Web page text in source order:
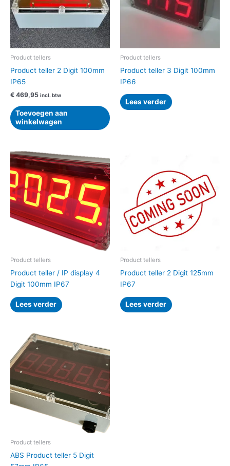
Product tellers
Product teller 2 Digit 100mm
IP65
€ 469,95 incl. btw
Toevoegen aan
winkelwagen
Product tellers
Product teller 3 Digit 100mm
IP66
Lees verder
Product tellers
Product teller / IP display 4
Digit 100mm IP67
Lees verder
Product tellers
Product teller 2 Digit 125mm
IP67
Lees verder
Product tellers
ABS Product teller 5 Digit